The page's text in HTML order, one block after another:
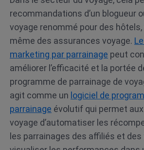
recommandations d’un blogueur
voyage renommé pour des
même des assurances voyage.
marketing par parrainage peut
améliorer l’efficacité et la portée
programme de parrainage de
agit comme un logiciel de
parrainage évolutif qui permet
voyage d’automatiser les
les parrainages des affiliés et des